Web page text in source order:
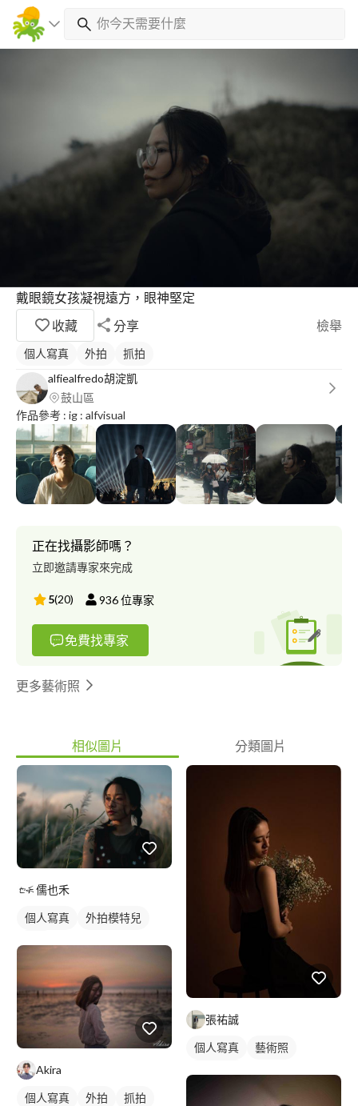
戴眼鏡女孩凝視遠方，眼神堅定
收藏
分享 檢舉
個人寫真 外拍
抓拍
alfiealfredo胡淀凱
鼓山區
作品參考 : ig : alfvisual
正在找攝影師嗎？
立即邀請專家來完成
5(20) 936位專家
免費找專家
更多藝術照
相似圖片 分類圖片
儒也禾
個人寫真
外拍模特兒
Akira
個人寫真 外拍 抓拍
張祐誠
個人寫真
藝術照